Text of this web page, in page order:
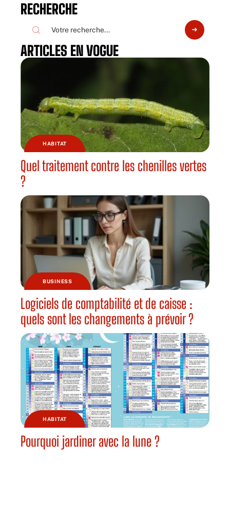
RECHERCHE
ARTICLES EN VOGUE
HABITAT
Quel traitement contre les chenilles vertes
?
BUSINESS
Logiciels de comptabilité et de caisse :
quels sont les changements à prévoir ?
HABITAT
Pourquoi jardiner avec la lune ?